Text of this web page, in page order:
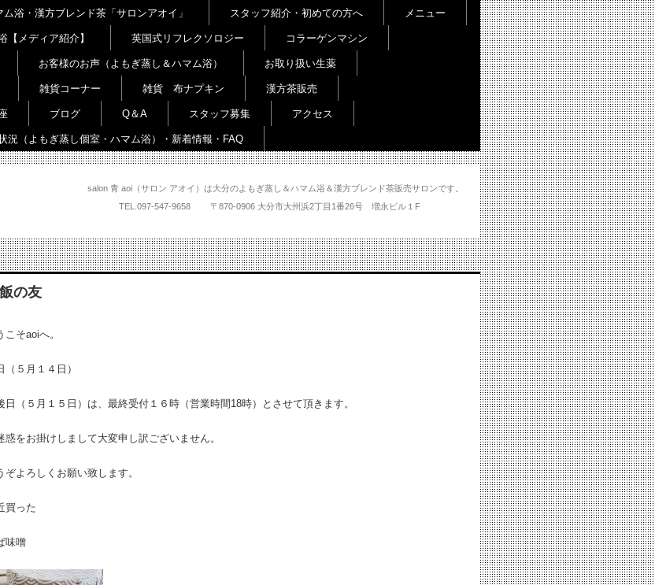
salon 青 aoi（サロン アオイ）は大分のよもぎ蒸し＆ハマム浴＆漢方ブレンド茶販売サロンです。
TEL. 097-547-9658 〒870-0906 大分市大州浜2丁目1番26号 増永ビル１F
浴・漢方ブレンド茶「サロンアオイ」 スタッフ紹介・初めての方へ メニュー
【メディア紹介】 英国式リフレクソロジー コラーゲンマシン
お客様のお声（よもぎ蒸し＆ハマム浴） お取り扱い生薬
雑貨コーナー 雑貨 布ナプキン 漢方茶販売
ブログ Q＆A スタッフ募集 アクセス
況（よもぎ蒸し個室・ハマム浴）・新着情報・FAQ
の友
こそaoiへ。
（５月１４日）
日（５月１５日）は、最終受付１６時（営業時間18時）とさせて頂きます。
惑をお掛けしまして大変申し訳ございません。
ぞよろしくお願い致します。
買った
味噌